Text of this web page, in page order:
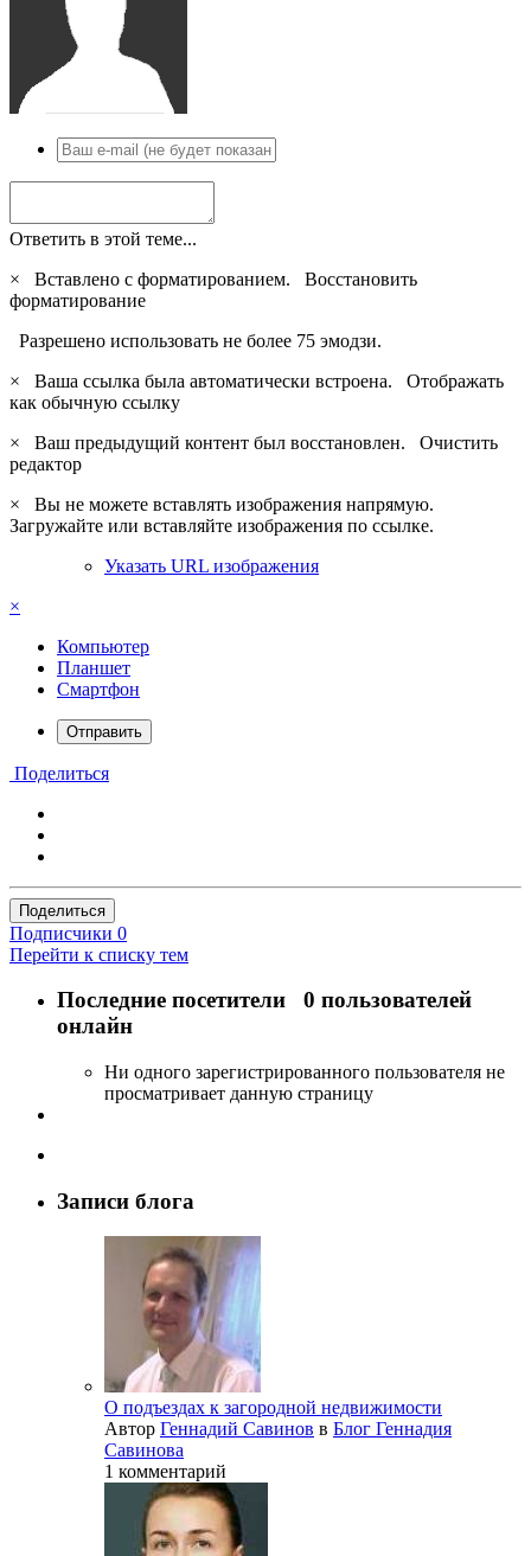
Ответить в этой теме...
×
Вставлено с форматированием. Восстановить
форматирование
Разрешено использовать не более 75 эмодзи.
×
Ваша ссылка была автоматически встроена. Отображать
как обычную ссылку
×
Ваш предыдущий контент был восстановлен. Очистить
редактор
×
Вы не можете вставлять изображения напрямую.
Загружайте или вставляйте изображения по ссылке.
Указать URL изображения
×
Компьютер
Планшет
Смартфон
Отправить
Поделиться
Поделиться
Подписчики 0
Перейти к списку тем
Последние посетители 0 пользователей
онлайн
Ни одного зарегистрированного пользователя не
просматривает данную страницу
Записи блога
О подъездах к загородной недвижимости
Автор Геннадий Савинов в Блог Геннадия
Савинова
1 комментарий